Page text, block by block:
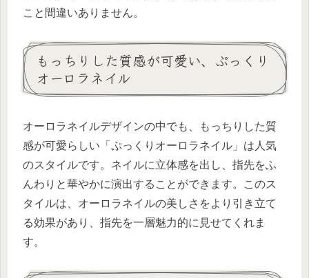
こと間違いありません。
もっちりした質感が可愛い、ぷっくり
オーロラネイル
オーロラネイルデザインの中でも、もっちりした質
感が可愛らしい「ぷっくりオーロラネイル」は人気
のスタイルです。ネイルに立体感を出し、指先をふ
んわりと華やかに演出することができます。このス
タイルは、オーロラネイルの美しさをより引き立て
る効果があり、指先を一層魅力的に見せてくれま
す。